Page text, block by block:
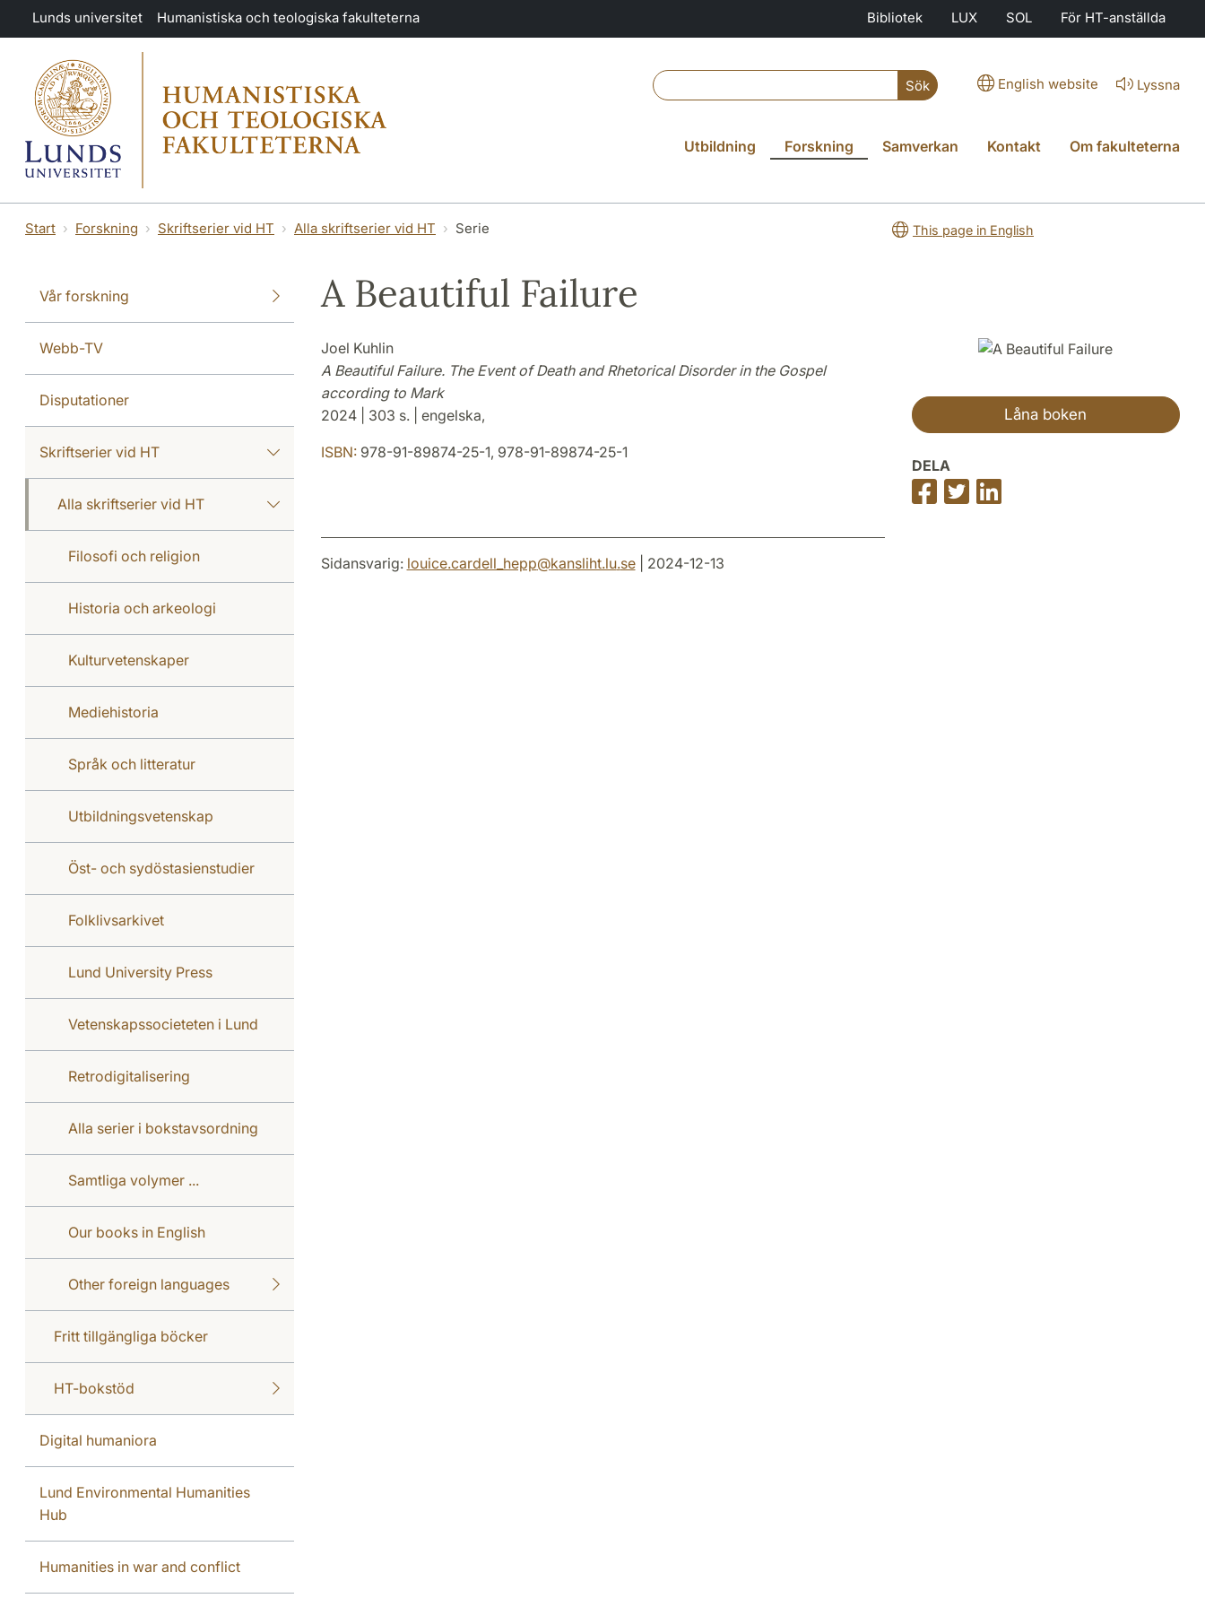
Hoppa till huvudinnehåll
Lunds universitet Humanistiska och teologiska fakulteterna Bibliotek LUX SOL För HT-anställda
Sök English website Lyssna
Utbildning Forskning Samverkan Kontakt Om fakulteterna
Start Forskning Skriftserier vid HT Alla skriftserier vid HT Serie This page in English
Vår forskning
Webb-TV
Disputationer
Skriftserier vid HT
Alla skriftserier vid HT
Filosofi och religion
Historia och arkeologi
Kulturvetenskaper
Mediehistoria
Språk och litteratur
Utbildningsvetenskap
Öst- och sydöstasienstudier
Folklivsarkivet
Lund University Press
Vetenskapssocieteten i Lund
Retrodigitalisering
Alla serier i bokstavsordning
Samtliga volymer ...
Our books in English
Other foreign languages
Fritt tillgängliga böcker
HT-bokstöd
Digital humaniora
Lund Environmental Humanities
Hub
Humanities in war and conflict
A Beautiful Failure
Joel Kuhlin
A Beautiful Failure. The Event of Death and Rhetorical Disorder in the Gospel
according to Mark
2024 | 303 s. | engelska,
ISBN:978-91-89874-25-1, 978-91-89874-25-1
Låna boken
DELA
Dela
på
Dela
på
på
Sidansvarig: louice.cardell_hepp@kansliht.lu.se| 2024-12-13